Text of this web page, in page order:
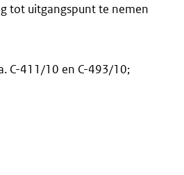
tot uitgangspunt te nemen
C-411/10 en C-493/10;